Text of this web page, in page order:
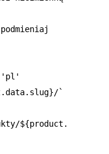
'pl'
.data.slug}/`
${product .